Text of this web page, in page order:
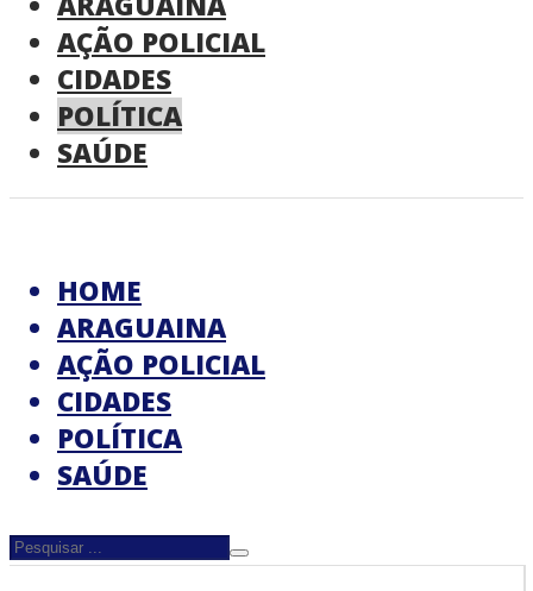
AÇÃO POLICIAL
CIDADES
POLÍTICA
SAÚDE
HOME
ARAGUAINA
AÇÃO POLICIAL
CIDADES
POLÍTICA
SAÚDE